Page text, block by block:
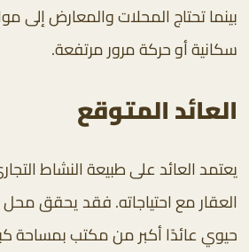
بينما تحتاج المحلات والمعارض إلى
سكانية أو حركة مرور مرتفعة.
العائد المتوقع
يعتمد العائد على طبيعة النشاط
العقار مع احتياجاته. فقد يحقق
حيوي عائدًا أكبر من مكتب بمساحة